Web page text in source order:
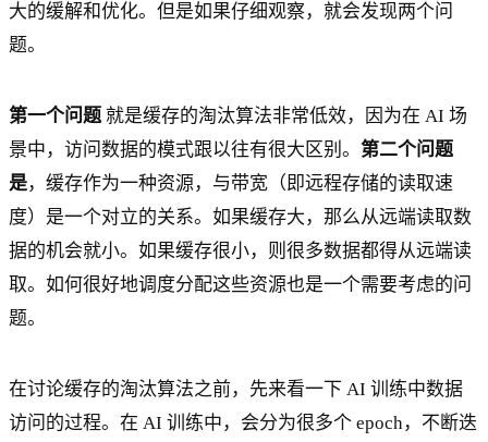
大的缓解和优化。但是如果仔细观察，就会发现两个问
题。
第一个问题就是缓存的淘汰算法非常低效，因为在 AI 场
景中，访问数据的模式跟以往有很大区别。 第二个问题
是，缓存作为一种资源，与带宽（即远程存储的读取速
度）是一个对立的关系。如果缓存大，那么从远端读取数
据的机会就小。如果缓存很小，则很多数据都得从远端读
取。如何很好地调度分配这些资源也是一个需要考虑的问
题。
在讨论缓存的淘汰算法之前，先来看一下 AI 训练中数据
访问的过程。在 AI 训练中，会分为很多个 epoch，不断迭